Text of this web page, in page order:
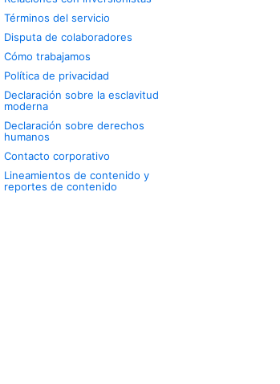
Términos del servicio
Disputa de colaboradores
Cómo trabajamos
Política de privacidad
Declaración sobre la esclavitud
moderna
Declaración sobre derechos
humanos
Contacto corporativo
Lineamientos de contenido y
reportes de contenido